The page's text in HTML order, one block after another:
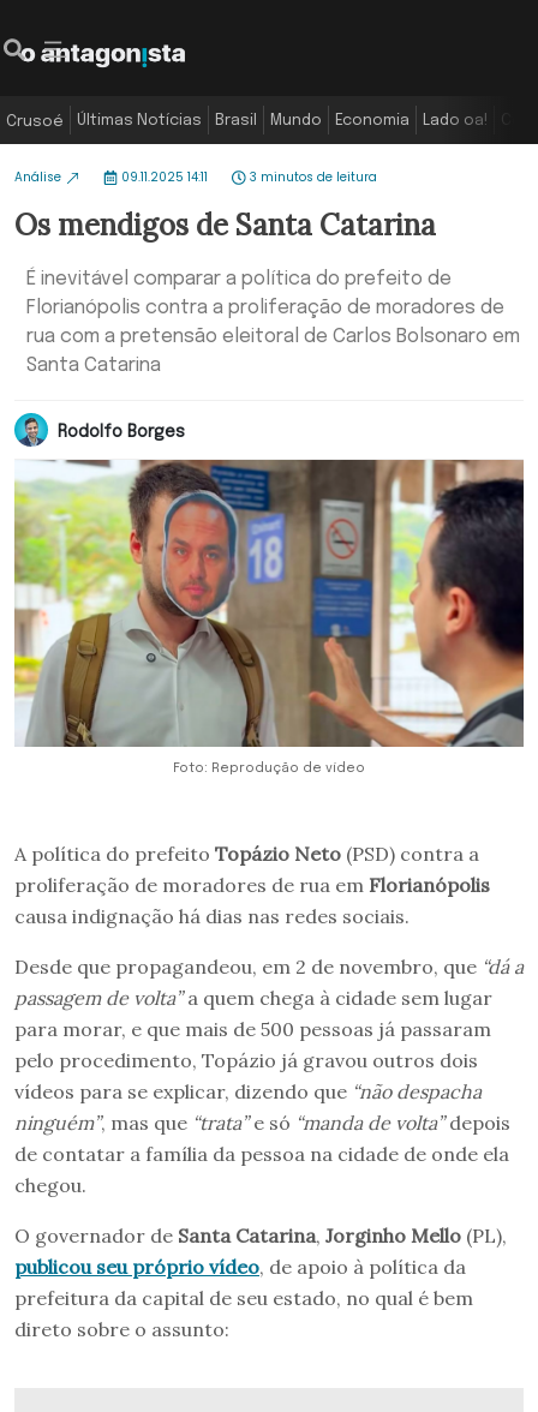
Crusoé Últimas Notícias Brasil Mundo Economia Lado oa!
Análise 09.11.2025 14:11 3 minutos de leitura
Os mendigos de Santa Catarina
É inevitável comparar a política do prefeito de
Florianópolis contra a proliferação de moradores de
rua com a pretensão eleitoral de Carlos Bolsonaro em
Santa Catarina
Rodolfo Borges
Foto: Reprodução de vídeo
A política do prefeito Topázio Neto (PSD) contra a
proliferação de moradores de rua em Florianópolis
causa indignação há dias nas redes sociais.
Desde que propagandeou, em 2 de novembro, que “dá a
passagem de volta”a quem chega à cidade sem lugar
para morar, e que mais de 500 pessoas já passaram
pelo procedimento, Topázio já gravou outros dois
vídeos para se explicar, dizendo que “não despacha
ninguém”, mas que “trata”e só “manda de volta”depois
de contatar a família da pessoa na cidade de onde ela
chegou.
O governador de Santa Catarina, Jorginho Mello (PL),
publicou seu próprio vídeo, de apoio à política da
prefeitura da capital de seu estado, no qual é bem
direto sobre o assunto: